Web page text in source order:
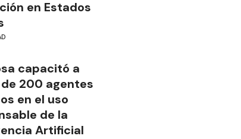
en Estados
capacitó a
200 agentes
en el uso
de la
Artificial